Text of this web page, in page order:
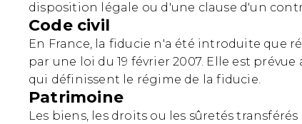
disposition légale ou d'une clause d'un
Code civil
En France, la fiducie n'a été introduite que
par une loi du 19 février 2007. Elle est prévue
qui définissent le régime de la fiducie.
Patrimoine
Les biens, les droits ou les sûretés